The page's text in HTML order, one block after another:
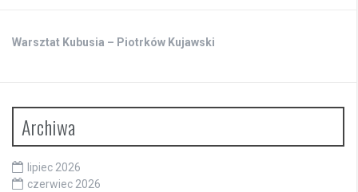
Warsztat Kubusia – Piotrków Kujawski
Archiwa
lipiec 2026
czerwiec 2026